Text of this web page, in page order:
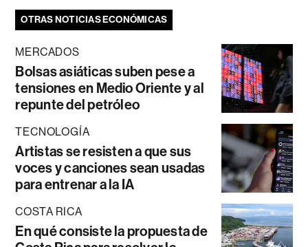
OTRAS NOTICIAS ECONÓMICAS
MERCADOS
Bolsas asiáticas suben pese a
tensiones en Medio Oriente y al
repunte del petróleo
TECNOLOGÍA
Artistas se resisten a que sus
voces y canciones sean usadas
para entrenar a la IA
COSTA RICA
En qué consiste la propuesta de